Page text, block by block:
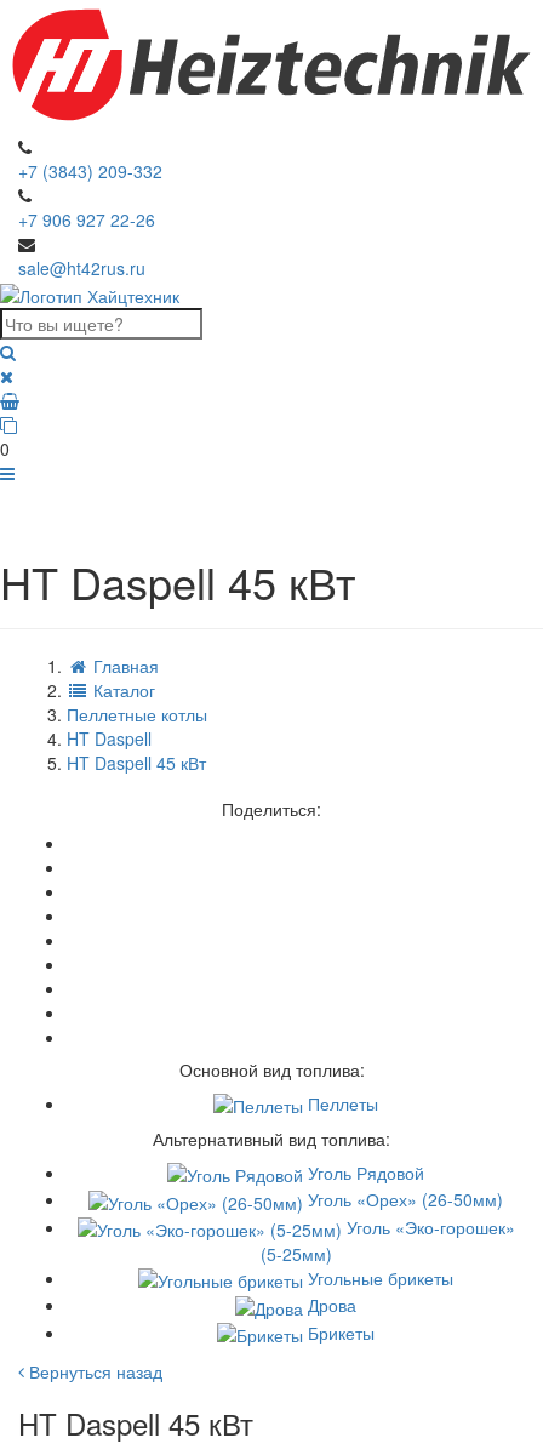
+7 (3843) 209-332
+7 906 927 22-26
sale@ht42rus.ru
0
HT Daspell 45 кВт
Главная
Каталог
Пеллетные котлы
HT Daspell
HT Daspell 45 кВт
Поделиться:
Основной вид топлива:
Пеллеты
Альтернативный вид топлива:
Уголь Рядовой
Уголь «Орех» (26-50мм)
Уголь «Эко-горошек»
(5-25мм)
Угольные брикеты
Дрова
Брикеты
Вернуться назад
HT Daspell 45 кВт